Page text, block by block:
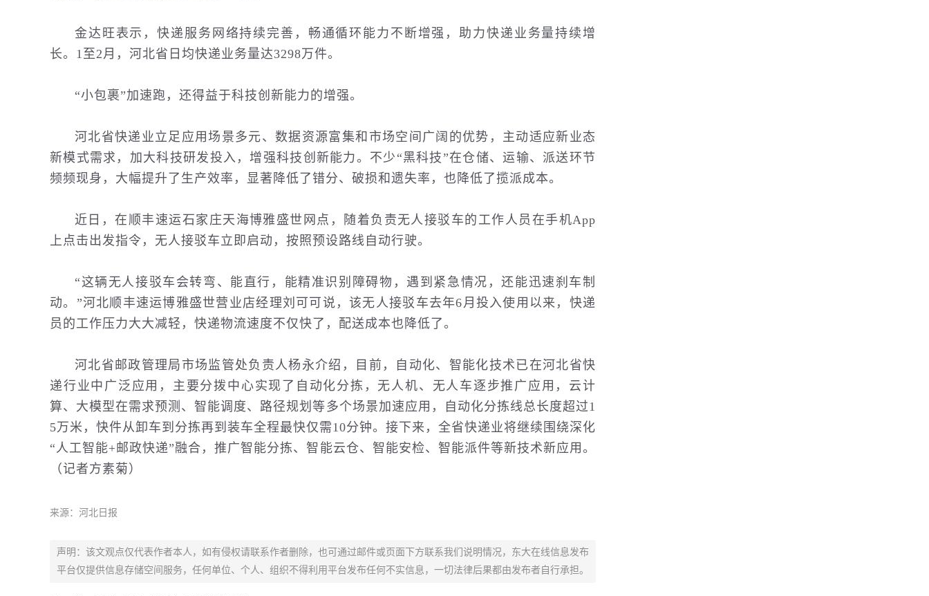
金达旺表示，快递服务网络持续完善，畅通循环能力不断增强，助力快递业务量持续增
长。1至2月，河北省日均快递业务量达3298万件。
“小包裹”加速跑，还得益于科技创新能力的增强。
河北省快递业立足应用场景多元、数据资源富集和市场空间广阔的优势，主动适应新业态
新模式需求，加大科技研发投入，增强科技创新能力。不少“黑科技”在仓储、运输、派送环节
频频现身，大幅提升了生产效率，显著降低了错分、破损和遗失率，也降低了揽派成本。
近日，在顺丰速运石家庄天海博雅盛世网点，随着负责无人接驳车的工作人员在手机App
上点击出发指令，无人接驳车立即启动，按照预设路线自动行驶。
“这辆无人接驳车会转弯、能直行，能精准识别障碍物，遇到紧急情况，还能迅速刹车制
动。”河北顺丰速运博雅盛世营业店经理刘可可说，该无人接驳车去年6月投入使用以来，快递
员的工作压力大大减轻，快递物流速度不仅快了，配送成本也降低了。
河北省邮政管理局市场监管处负责人杨永介绍，目前，自动化、智能化技术已在河北省快
递行业中广泛应用，主要分拨中心实现了自动化分拣，无人机、无人车逐步推广应用，云计
算、大模型在需求预测、智能调度、路径规划等多个场景加速应用，自动化分拣线总长度超过1
5万米，快件从卸车到分拣再到装车全程最快仅需10分钟。接下来，全省快递业将继续围绕深化
“人工智能+邮政快递”融合，推广智能分拣、智能云仓、智能安检、智能派件等新技术新应用。
（记者方素菊）
来源：河北日报
声明：该文观点仅代表作者本人，如有侵权请联系作者删除，也可通过邮件或页面下方联系我们说明情况，东大在线信息发布
平台仅提供信息存储空间服务，任何单位、个人、组织不得利用平台发布任何不实信息，一切法律后果都由发布者自行承担。